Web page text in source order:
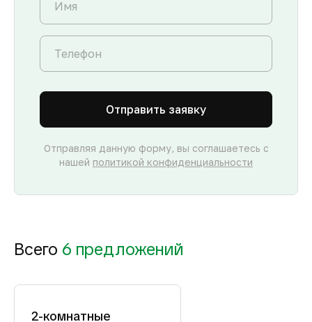
Отправить заявку
Отправляя данную форму, вы соглашаетесь с
нашей политикой конфиденциальности
Всего 6 предложений
2-комнатные